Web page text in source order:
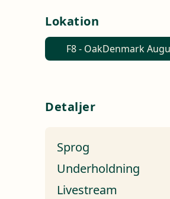
Lokation
F8 - OakDenmark
Detaljer
Sprog
Underholdning
Livestream